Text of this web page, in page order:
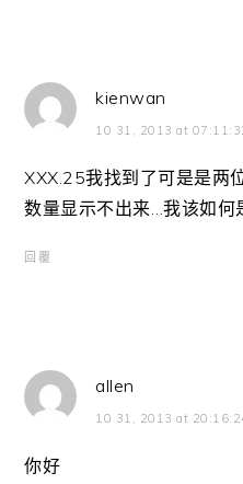
kienwan
10 31, 2013 at
XXX.25我找到了可是是两
数量显示不出来…我该如何
回覆
allen
10 31, 2013 at
你好